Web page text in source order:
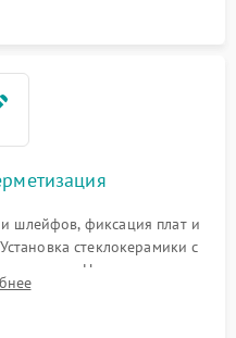
шлейфов, фиксация плат и
стеклокерамики с
зазоров. Нанесение
укладка уплотнительной